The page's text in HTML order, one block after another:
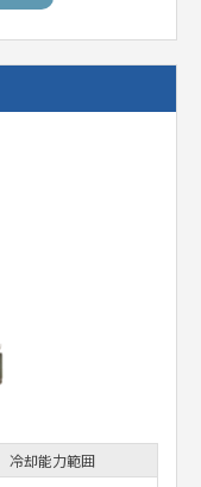
冷却能力範囲